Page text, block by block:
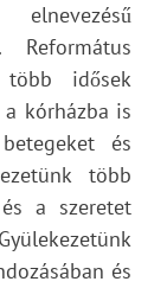
Református
idősek
kórházba is
és
több
a szeretet
és